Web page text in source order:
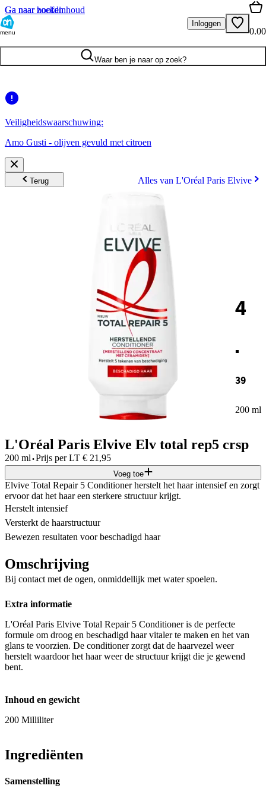
Ga naar hoofdinhoud
Ga naar zoeken
menu
Inloggen
0.00
Waar ben je naar op zoek?
Veiligheidswaarschuwing:
Amo Gusti - olijven gevuld met citroen
Terug Alles van L'Oréal Paris Elvive
4
.
39
200 ml
L'Oréal Paris Elvive Elv total rep5 crsp
200 ml·Prijs per LT € 21,95
Voeg toe
Elvive Total Repair 5 Conditioner herstelt het haar intensief en zorgt
ervoor dat het haar een sterkere structuur krijgt.
Herstelt intensief
Versterkt de haarstructuur
Bewezen resultaten voor beschadigd haar
Omschrijving
Bij contact met de ogen, onmiddellijk met water spoelen.
Extra informatie
L'Oréal Paris Elvive Total Repair 5 Conditioner is de perfecte
formule om droog en beschadigd haar vitaler te maken en het van
glans te voorzien. De conditioner zorgt dat de haarvezel weer
herstelt waardoor het haar weer de structuur krijgt die je gewend
bent.
Inhoud en gewicht
200 Milliliter
Ingrediënten
Samenstelling